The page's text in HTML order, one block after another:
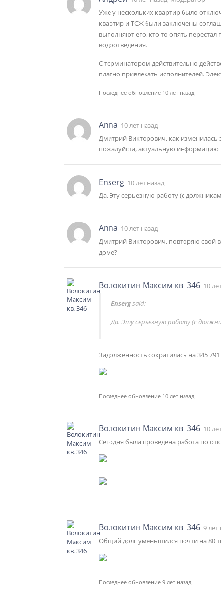
Уже у нескольких квартир было
квартир и ТСЖ были заключены
выполняют его, кто то опять
водоотведения.
С терминатором действительно
платно привлекать исполнителей.
Последнее обновление 10 лет назад
Anna 10 лет назад
Дмитрий Викторович, как
пожалуйста, актуальную
Enserg 10 лет назад
Да. Эту серьезную работу (с
Anna 10 лет назад
Дмитрий Викторович, повторяю свой
доме?
Волокитин Максим кв. 346 10
Ensergsaid:
Да. Эту серьезную работу (с
Задолженность сократилась на 345
Последнее обновление 10 лет назад
Волокитин Максим кв. 346 10
Сегодня была проведена работа по
Волокитин Максим кв. 346 9 лет
Общий долг уменьшился почти на 80
Последнее обновление 9 лет назад